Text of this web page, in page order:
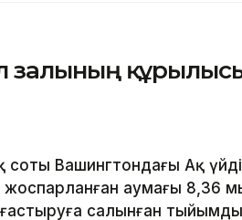
залының
Вашингтондағы Ақ
аумағы 8,36
салынған тыйымды